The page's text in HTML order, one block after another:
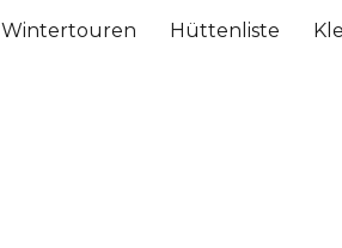
Wintertouren Hüttenliste